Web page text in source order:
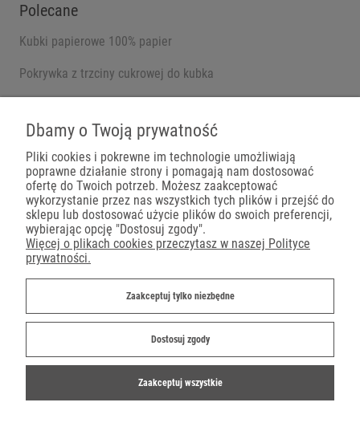
Polecane
Kubki papierowe 100% papier
Pokrywka z trzciny cukrowej do kubka
Płatności
Dostawa
Dbamy o Twoją prywatność
Pliki cookies i pokrewne im technologie umożliwiają
poprawne działanie strony i pomagają nam dostosować
ofertę do Twoich potrzeb. Możesz zaakceptować
wykorzystanie przez nas wszystkich tych plików i przejść do
sklepu lub dostosować użycie plików do swoich preferencji,
wybierając opcję "Dostosuj zgody".
Więcej o plikach cookies przeczytasz w naszej Polityce
prywatności.
Zaakceptuj tylko niezbędne
Dostosuj zgody
Zaakceptuj wszystkie